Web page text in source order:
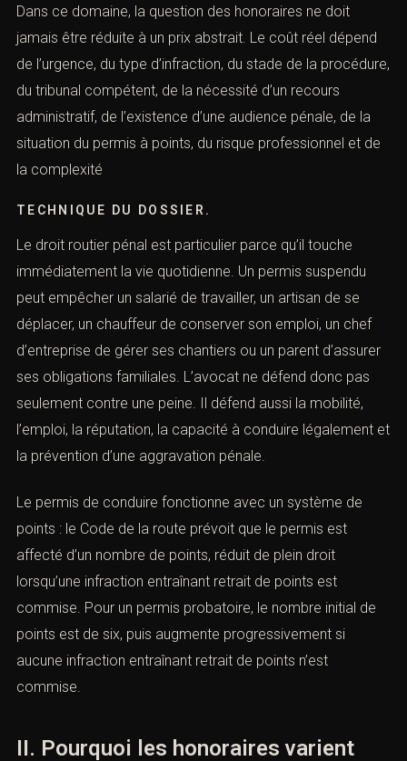
Dans ce domaine, la question des honoraires ne doit
jamais être réduite à un prix abstrait. Le coût réel dépend
de l’urgence, du type d’infraction, du stade de la
procédure, du tribunal compétent, de la nécessité d’un
recours administratif, de l’existence d’une audience
pénale, de la situation du permis à points, du risque
professionnel et de la complexité
TECHNIQUE DU DOSSIER.
Le droit routier pénal est particulier parce qu’il touche
immédiatement la vie quotidienne. Un permis suspendu
peut empêcher un salarié de travailler, un artisan de se
déplacer, un chauffeur de conserver son emploi, un chef
d’entreprise de gérer ses chantiers ou un parent
d’assurer ses obligations familiales. L’avocat ne défend
donc pas seulement contre une peine. Il défend aussi la
mobilité, l’emploi, la réputation, la capacité à conduire
légalement et la prévention d’une aggravation pénale.
Le permis de conduire fonctionne avec un système de
points : le Code de la route prévoit que le permis est
affecté d’un nombre de points, réduit de plein droit
lorsqu’une infraction entraînant retrait de points est
commise. Pour un permis probatoire, le nombre initial de
points est de six, puis augmente progressivement si
aucune infraction entraînant retrait de points n’est
commise.
II. Pourquoi les honoraires varient